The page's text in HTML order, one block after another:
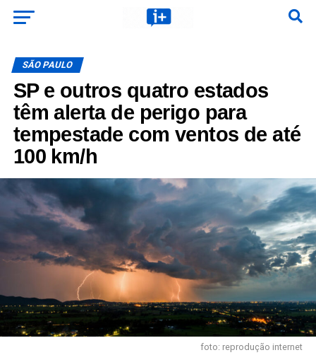
SÃO PAULO
SP e outros quatro estados
têm alerta de perigo para
tempestade com ventos de até
100 km/h
foto: reprodução internet